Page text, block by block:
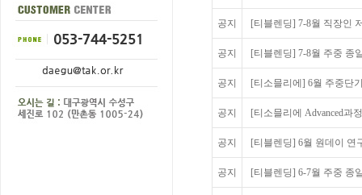
공지 [티블렌딩] 7-8월 직장인
공지 [티블렌딩] 7-8월 주중 종
공지 [티소믈리에] 6월 주중단
공지 [티소믈리에 Advanced과
공지 [티블렌딩] 6월 원데이 연
공지 [티블렌딩] 6-7월 주중 종